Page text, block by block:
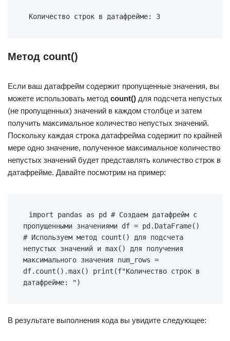
Количество строк в датафрейме: 3
Метод count()
Если ваш датафрейм содержит пропущенные значения, вы
можете использовать метод count() для подсчета непустых
(не пропущенных) значений в каждом столбце и затем
получить максимальное количество непустых значений.
Поскольку каждая строка датафрейма содержит по крайней
мере одно значение, полученное максимальное количество
непустых значений будет представлять количество строк в
датафрейме. Давайте посмотрим на пример:
import pandas as pd # Создаем датафрейм с
пропущенными значениями df = pd.DataFrame()
# Используем метод count() для подсчета
непустых значений и max() для получения
максимального значения num_rows =
df.count().max() print(f"Количество строк в
датафрейме: ")
В результате выполнения кода вы увидите следующее: